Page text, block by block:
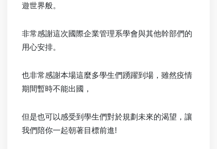
遊世界般。
非常感謝這次國際企業管理系學會與其他幹部們的
用心安排。
也非常感謝本場這麼多學生們踴躍到場，雖然疫情
期間暫時不能出國，
但是也可以感受到學生們對於規劃未來的渴望，讓
我們陪你一起朝著目標前進!